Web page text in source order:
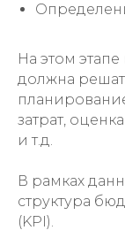
На этом
должна
затрат,
и т.д.
В рамках
структура
(KPI).